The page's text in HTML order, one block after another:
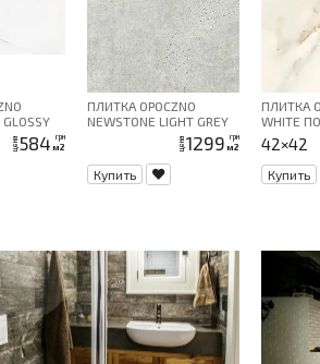
цена584 грн
м2
ПЛИТКА OPOCZNO
NEWSTONE LIGHT GREY
цена1299 грн
м2
Купить
ПЛИТКА
WHITE
42×42
Купить